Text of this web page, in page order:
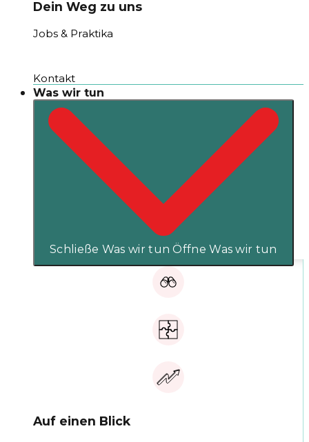
Dein Weg zu uns
Jobs & Praktika
Kontakt
Was wir tun
Schließe Was wir tun Öffne Was wir tun
Auf einen Blick